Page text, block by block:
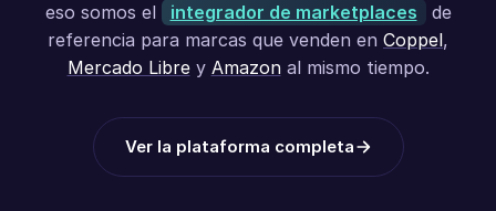
eso somos el
integrador de marketplaces
de
referencia para marcas que venden en Coppel,
Mercado Libre y Amazon al mismo tiempo.
Ver la plataforma completa